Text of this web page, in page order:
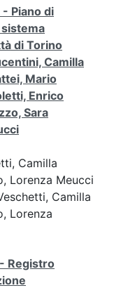
- Piano di
sistema
di Torino
Camilla
Mario
Enrico
Sara
Camilla
Lorenza Meucci
Camilla
Lorenza
Registro